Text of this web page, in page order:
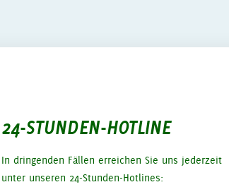
24-STUNDEN-HOTLINE
In dringenden Fällen erreichen Sie uns jederzeit
unter unseren 24-Stunden-Hotlines: